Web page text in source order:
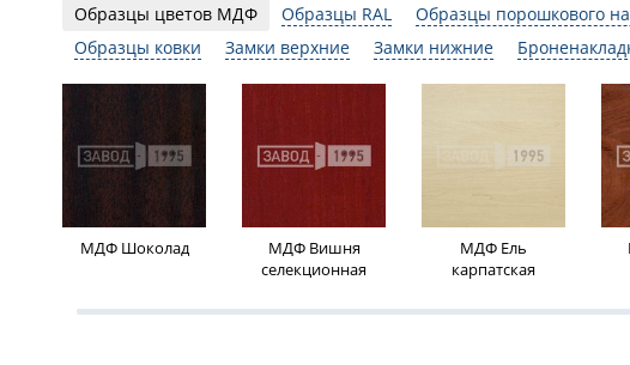
Образцы цветов МДФ Образцы RAL Образцы порошкового
Образцы ковки
Замки верхние Замки нижние
МДФ Шоколад
МДФ Вишня
селекционная
МДФ Ель
карпатская